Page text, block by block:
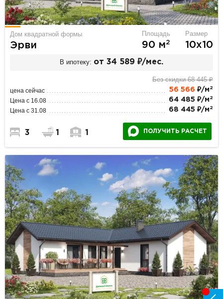
Дом квадратной формы
Эрви
Площадь
90 м2
Размер
10х10
В ипотеку: от 34 589 ₽/мес.
Без скидки 68 445 ₽
цена сейчас 56 566 ₽/м 2
Цена с 16.08 64 485 ₽/м 2
Цена с 31.08 68 445 ₽/м 2
3 1 1 ПОЛУЧИТЬ РАСЧЕТ